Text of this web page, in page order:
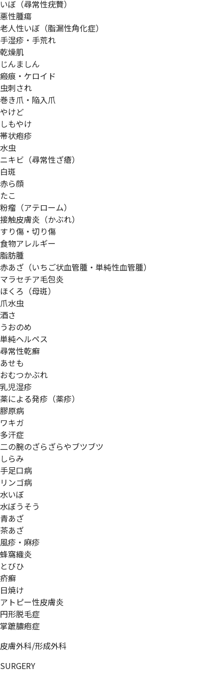
いぼ（尋常性疣贅）
悪性腫瘍
老人性いぼ（脂漏性角化症）
手湿疹・手荒れ
乾燥肌
じんましん
瘢痕・ケロイド
虫刺され
巻き爪・陥入爪
やけど
しもやけ
帯状疱疹
水虫
ニキビ（尋常性ざ瘡）
白斑
赤ら顔
たこ
粉瘤（アテローム）
接触皮膚炎（かぶれ）
すり傷・切り傷
食物アレルギー
脂肪腫
赤あざ（いちご状血管腫・単純性血管腫）
マラセチア毛包炎
ほくろ（母斑）
爪水虫
酒さ
うおのめ
単純ヘルペス
尋常性乾癬
あせも
おむつかぶれ
乳児湿疹
薬による発疹（薬疹）
膠原病
ワキガ
多汗症
二の腕のざらざらやブツブツ
しらみ
手足口病
リンゴ病
水いぼ
水ぼうそう
青あざ
茶あざ
風疹・麻疹
蜂窩織炎
とびひ
疥癬
日焼け
アトピー性皮膚炎
円形脱毛症
掌蹠膿疱症
皮膚外科/形成外科
SURGERY